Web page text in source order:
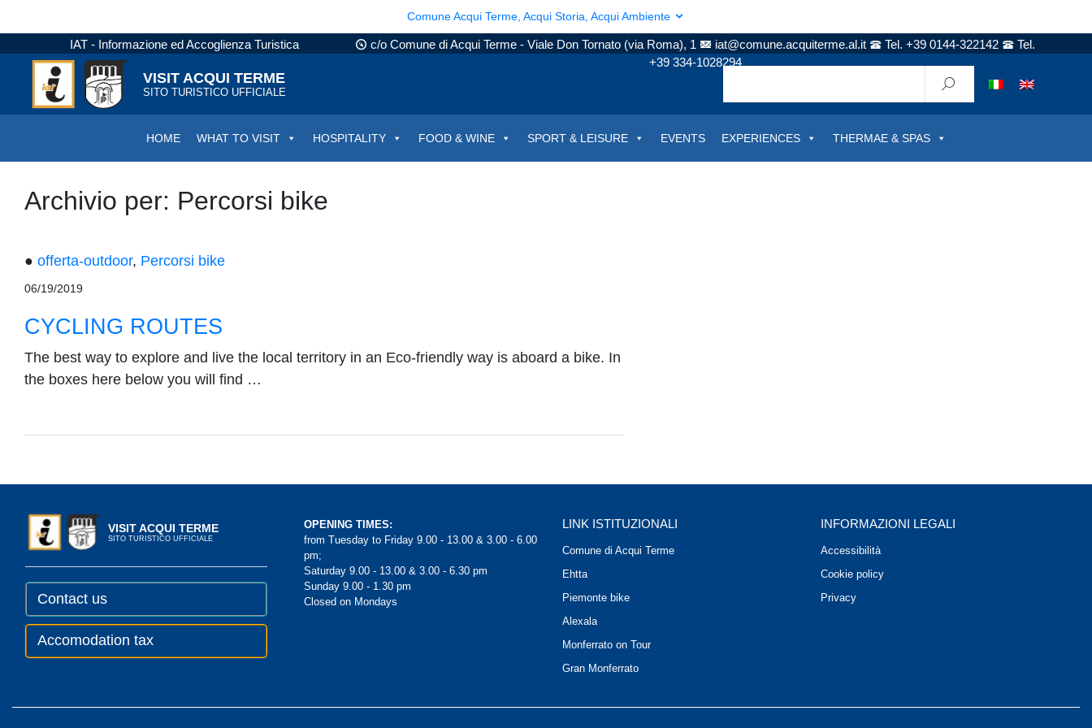
Comune Acqui Terme, Acqui Storia, Acqui Ambiente
IAT - Informazione ed Accoglienza Turistica c/o Comune di Acqui Terme - Viale Don Tornato (via Roma), 1 iat@comune.acquiterme.al.it Tel. +39 0144-322142
Tel.
+39 334-1028294
VISIT ACQUI TERME
SITO TURISTICO UFFICIALE
HOME WHAT TO VISIT HOSPITALITY FOOD & WINE SPORT & LEISURE EVENTS EXPERIENCES THERMAE & SPAS
Archivio per: Percorsi bike
● offerta-outdoor, Percorsi bike
06/19/2019
CYCLING ROUTES
The best way to explore and live the local territory in an Eco-friendly way is aboard a bike. In
the boxes here below you will find …
VISIT ACQUI TERME
SITO TURISTICO UFFICIALE
Contact us
Accomodation tax
OPENING TIMES:
from Tuesday to Friday 9.00 - 13.00 & 3.00 - 6.00
pm;
Saturday 9.00 - 13.00 & 3.00 - 6.30 pm
Sunday 9.00 - 1.30 pm
Closed on Mondays
LINK ISTITUZIONALI
Comune di Acqui Terme
Ehtta
Piemonte bike
Alexala
Monferrato on Tour
Gran Monferrato
INFORMAZIONI LEGALI
Accessibilità
Cookie policy
Privacy